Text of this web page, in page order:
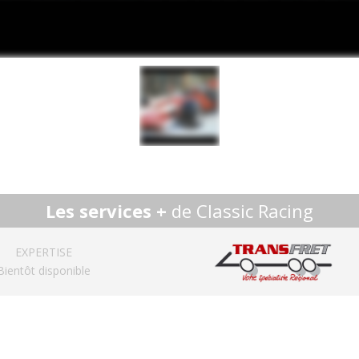
Les services + de Classic Racing
EXPERTISE
disponible